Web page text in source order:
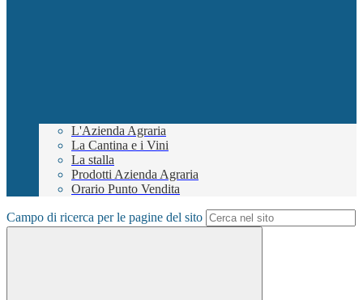
L'Azienda Agraria
La Cantina e i Vini
La stalla
Prodotti Azienda Agraria
Orario Punto Vendita
Campo di ricerca per le pagine del sito